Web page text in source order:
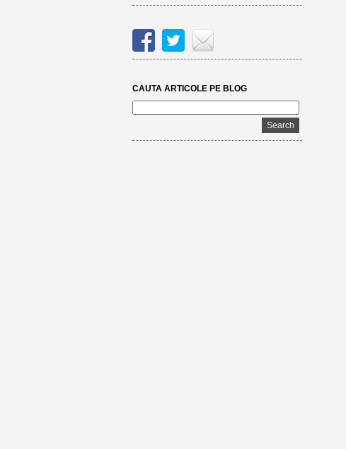
CAUTA ARTICOLE PE BLOG